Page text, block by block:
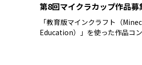
第8回マイクラカップ作品募
「教育版マインクラフト（
Education）」を使った作品コ